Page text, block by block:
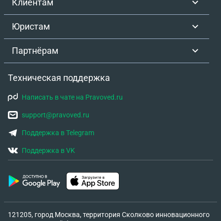
Клиентам
Юристам
Партнёрам
Техническая поддержка
Написать в чате на Pravoved.ru
support@pravoved.ru
Поддержка в Telegram
Поддержка в VK
121205, город Москва, территория Сколково инновационного